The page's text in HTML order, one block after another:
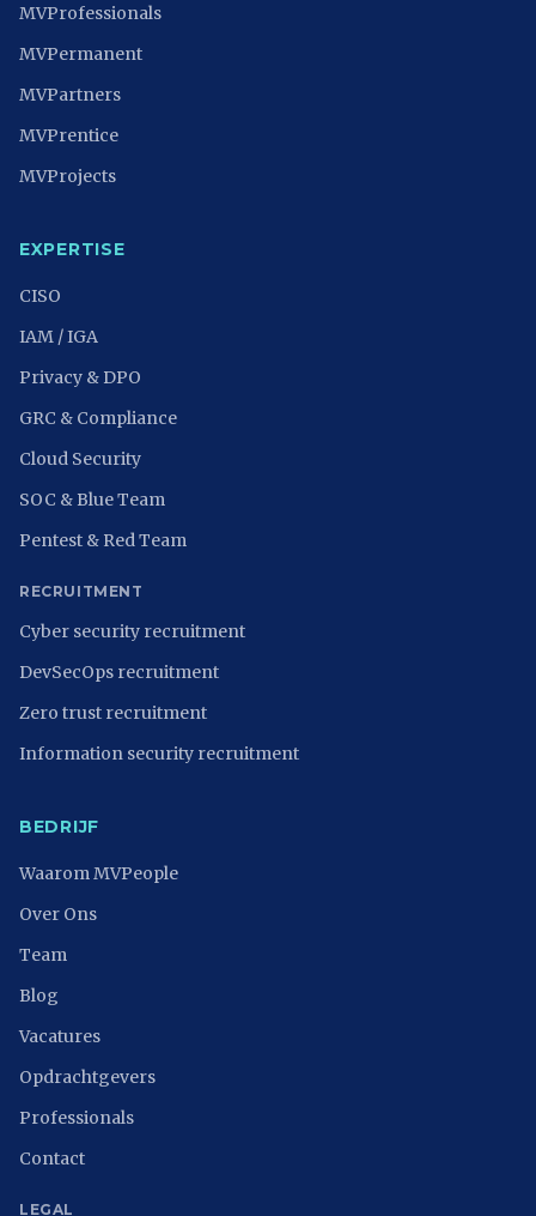
MVProfessionals
MVPermanent
MVPartners
MVPrentice
MVProjects
EXPERTISE
CISO
IAM / IGA
Privacy & DPO
GRC & Compliance
Cloud Security
SOC & Blue Team
Pentest & Red Team
RECRUITMENT
Cyber security recruitment
DevSecOps recruitment
Zero trust recruitment
Information security recruitment
BEDRIJF
Waarom MVPeople
Over Ons
Team
Blog
Vacatures
Opdrachtgevers
Professionals
Contact
LEGAL